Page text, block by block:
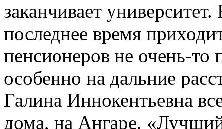
заканчивает
последнее время
пенсионеров не очень-то
особенно на дальние
Галина Иннокентьевна
дома, на Ангаре.